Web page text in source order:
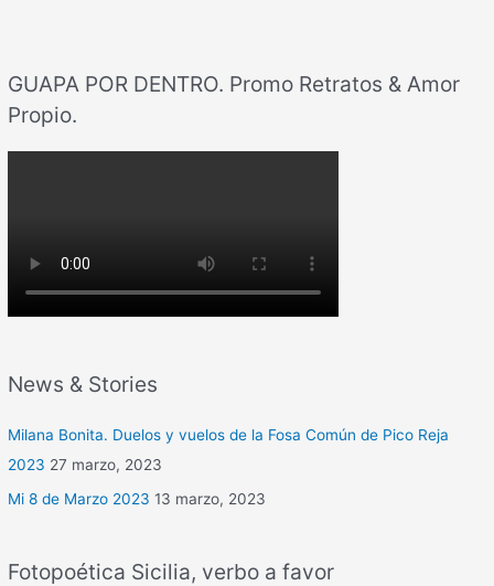
GUAPA POR DENTRO. Promo Retratos & Amor
Propio.
News & Stories
Milana Bonita. Duelos y vuelos de la Fosa Común de Pico Reja
2023 27 marzo, 2023
Mi 8 de Marzo 2023 13 marzo, 2023
Fotopoética Sicilia, verbo a favor